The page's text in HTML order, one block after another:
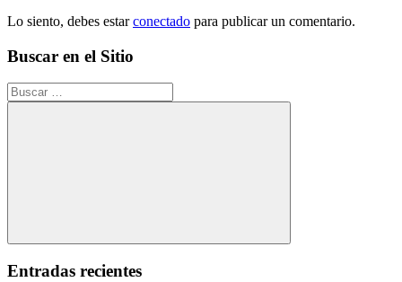
Lo siento, debes estarconectado para publicar un comentario.
Buscar en el Sitio
Buscar:
Buscar
Entradas recientes